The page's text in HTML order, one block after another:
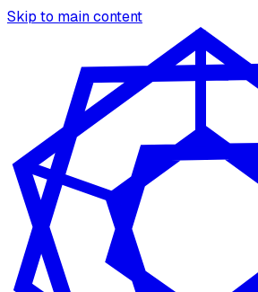
Skip to main content